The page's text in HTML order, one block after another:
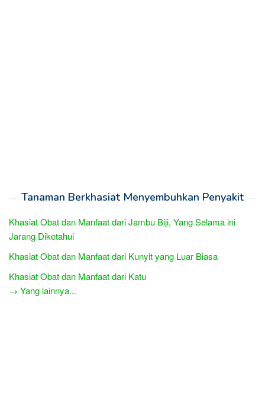
Tanaman Berkhasiat Menyembuhkan Penyakit
Khasiat Obat dan Manfaat dari Jambu Biji, Yang Selama ini
Jarang Diketahui
Khasiat Obat dan Manfaat dari Kunyit yang Luar Biasa
Khasiat Obat dan Manfaat dari Katu
→ Yang lainnya...